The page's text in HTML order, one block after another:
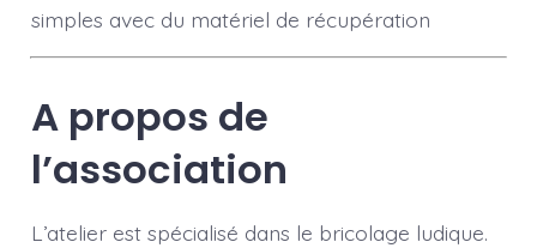
simples avec du matériel de récupération
A propos de
l’association
L’atelier est spécialisé dans le bricolage ludique.